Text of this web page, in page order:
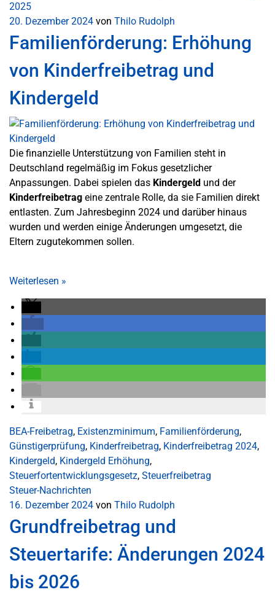
2025
20. Dezember 2024 von Thilo Rudolph
Familienförderung: Erhöhung
von Kinderfreibetrag und
Kindergeld
Die finanzielle Unterstützung von Familien steht in
Deutschland regelmäßig im Fokus gesetzlicher
Anpassungen. Dabei spielen das Kindergeld und der
Kinderfreibetrag eine zentrale Rolle, da sie Familien direkt
entlasten. Zum Jahresbeginn 2024 und darüber hinaus
wurden und werden einige Änderungen umgesetzt, die
Eltern zugutekommen sollen.
Weiterlesen »
BEA-Freibetrag, Existenzminimum, Familienförderung,
Günstigerprüfung, Kinderfreibetrag, Kinderfreibetrag 2024,
Kindergeld, Kindergeld Erhöhung,
Steuerfortentwicklungsgesetz, Steuerfreibetrag
Steuer-Nachrichten
16. Dezember 2024 von Thilo Rudolph
Grundfreibetrag und
Steuertarife: Änderungen 2024
bis 2026